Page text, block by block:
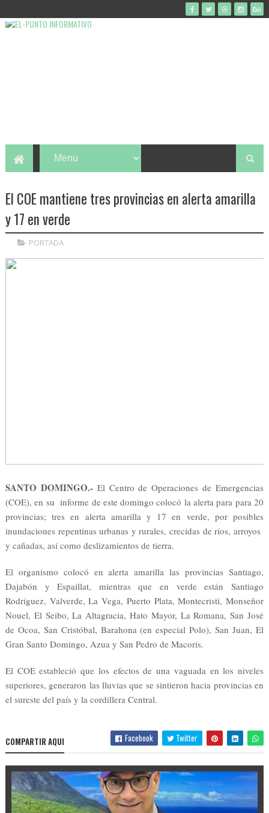
El COE mantiene tres provincias en alerta amarilla
y 17 en verde
PORTADA
SANTO DOMINGO.-El Centro de Operaciones de Emergencias
(COE), en su informe de este domingo colocó la alerta para para 20
provincias; tres en alerta amarilla y 17 en verde, por posibles
inundaciones repentinas urbanas y rurales, crecidas de ríos, arroyos
y cañadas, así como deslizamientos de tierra.
El organismo colocó en alerta amarilla las provincias Santiago,
Dajabón y Espaillat, mientras que en verde están Santiago
Rodríguez, Valverde, La Vega, Puerto Plata, Montecristi, Monseñor
Nouel, El Seibo, La Altagracia, Hato Mayor, La Romana, San José
de Ocoa, San Cristóbal, Barahona (en especial Polo), San Juan, El
Gran Santo Domingo, Azua y San Pedro de Macorís.
El COE estableció que los efectos de una vaguada en los niveles
superiores, generaron las lluvias que se sintieron hacia provincias en
el sureste del país y la cordillera Central.
COMPARTIR AQUI Facebook Twitter